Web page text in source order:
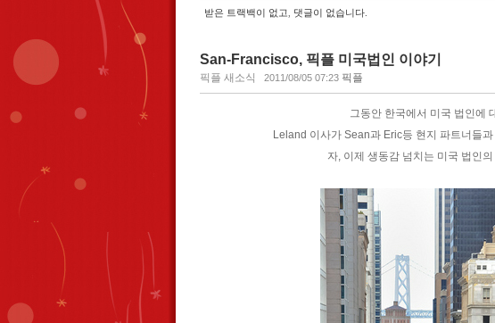
받은 트랙백이 없고 댓글이 없습니다.
San-Francisco, 픽플 미국법인 이야기
픽플 새소식 2011/08/05 07:23 픽플
그동안 한국에서 미국 법인에
Leland 이사가 Sean과 Eric등 현지 파트너들
자, 이제 생동감 넘치는 미국 법인